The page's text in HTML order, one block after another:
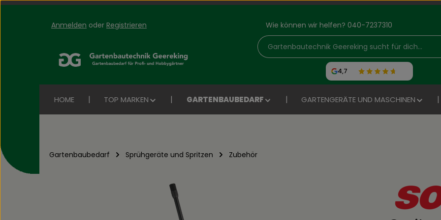
Zum Hauptinhalt springen
Zur Suche springen
Zur Hauptnavigation springen
Anmelden oder Registrieren Wie können wir helfen? 040-7237310
4,7
HOME TOP MARKEN GARTENBAUBEDARF GARTENGERÄTE UND MASCHINEN
Gartenbaubedarf Sprühgeräte und Spritzen Zubehör